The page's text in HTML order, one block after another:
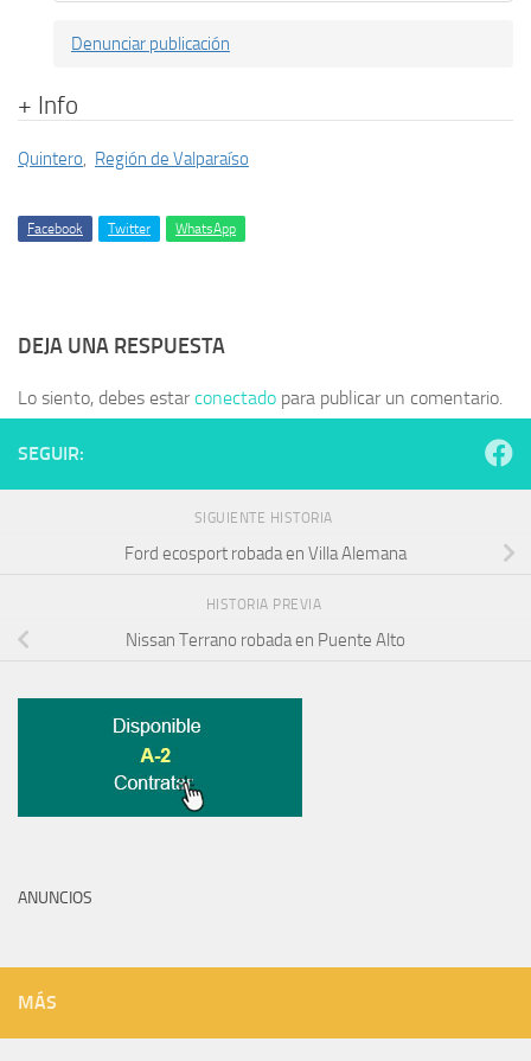
Denunciar publicación
+ Info
Quintero, Región de Valparaíso
Facebook Twitter WhatsApp
DEJA UNA RESPUESTA
Lo siento, debes estarconectado para publicar un comentario.
SEGUIR:
SIGUIENTE HISTORIA
Ford ecosport robada en Villa Alemana
HISTORIA PREVIA
Nissan Terrano robada en Puente Alto
ANUNCIOS
MÁS